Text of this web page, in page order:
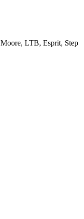
LTB, Esprit, Step